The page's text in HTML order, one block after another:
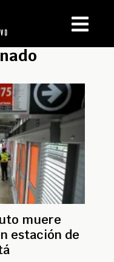
muere
estación de